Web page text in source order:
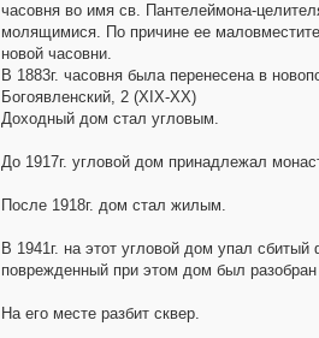
часовня во имя св. Пантелеймона-
молящимися. По причине ее
новой часовни.
В 1883г. часовня была перенесена в
Богоявленский, 2 (XIX-XX)
Доходный дом стал угловым.
До 1917г. угловой дом принадлежал
После 1918г. дом стал жилым.
В 1941г. на этот угловой дом упал
поврежденный при этом дом был разобран
На его месте разбит сквер.